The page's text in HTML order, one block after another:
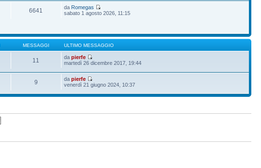
6641 da Romegas
sabato 1 agosto 2026, 11:15
MESSAGGI ULTIMO MESSAGGIO
11 dapierfe
martedì 26 dicembre 2017, 19:44
9 dapierfe
venerdì 21 giugno 2024, 10:37